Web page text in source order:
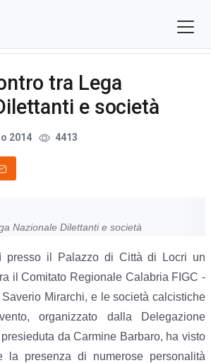
tra Lega
e società
2014 4413
Nazionale Dilettanti e società
presso il Palazzo di Città di Locri un
il Comitato Regionale Calabria FIGC -
Mirarchi, e le società calcistiche
organizzato dalla Delegazione
da Carmine Barbaro, ha visto
la presenza di numerose personalità